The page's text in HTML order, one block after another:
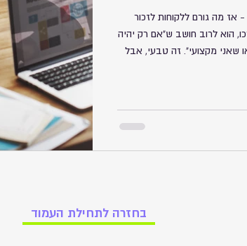
- אז מה גורם ללקוחות לזכור
הוא לרוב חושב ש"אם רק יהיה
שאני מקצועי". זה טבעי, אבל
בחזרה לתחילת העמוד